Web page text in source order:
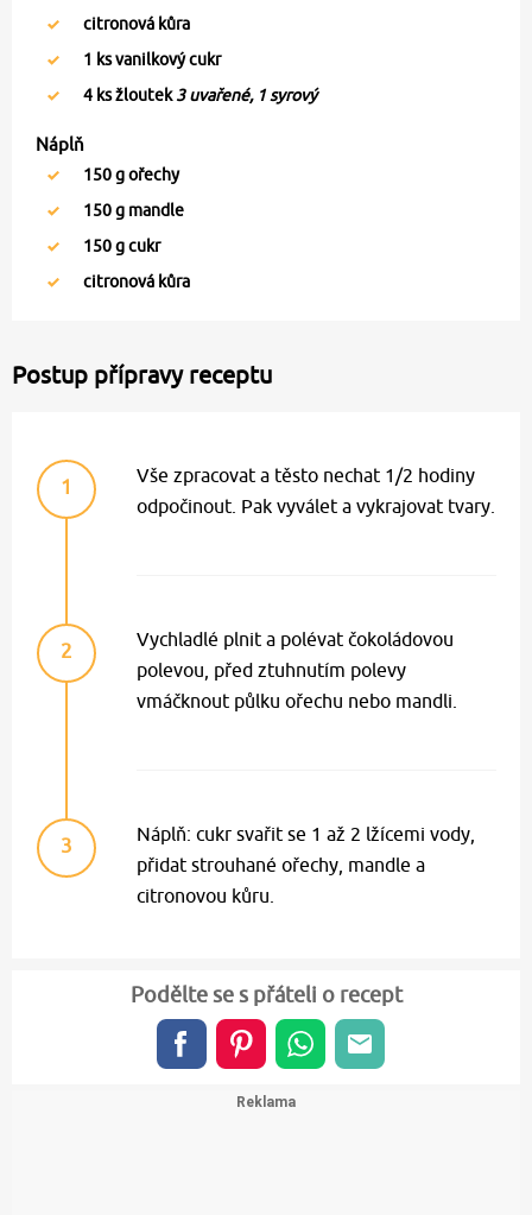
citronová kůra
1 ks vanilkový cukr
4 ks žloutek3 uvařené, 1 syrový
Náplň
150g ořechy
150g mandle
150g cukr
citronová kůra
Postup přípravy receptu
1
Vše zpracovat a těsto nechat 1/2 hodiny
odpočinout. Pak vyválet a vykrajovat tvary.
2
Vychladlé plnit a polévat čokoládovou
polevou, před ztuhnutím polevy
vmáčknout půlku ořechu nebo mandli.
3
Náplň: cukr svařit se 1 až 2 lžícemi vody,
přidat strouhané ořechy, mandle a
citronovou kůru.
Podělte se s přáteli o recept